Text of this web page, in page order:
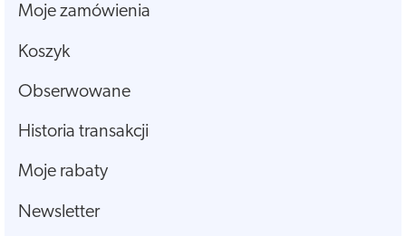
Moje zamówienia
Koszyk
Obserwowane
Historia transakcji
Moje rabaty
Newsletter